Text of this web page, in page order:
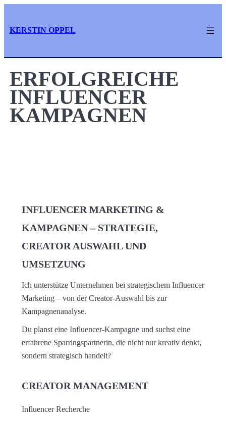
springen
KERSTIN OPPEL
ERFOLGREICHE
INFLUENCER
KAMPAGNEN
INFLUENCER MARKETING &
KAMPAGNEN – STRATEGIE,
CREATOR AUSWAHL UND
UMSETZUNG
Ich unterstütze Unternehmen bei strategischem Influencer
Marketing – von der Creator-Auswahl bis zur
Kampagnenanalyse.
Du planst eine Influencer-Kampagne und suchst eine
erfahrene Sparringspartnerin, die nicht nur kreativ denkt,
sondern strategisch handelt?
CREATOR MANAGEMENT
Influencer Recherche